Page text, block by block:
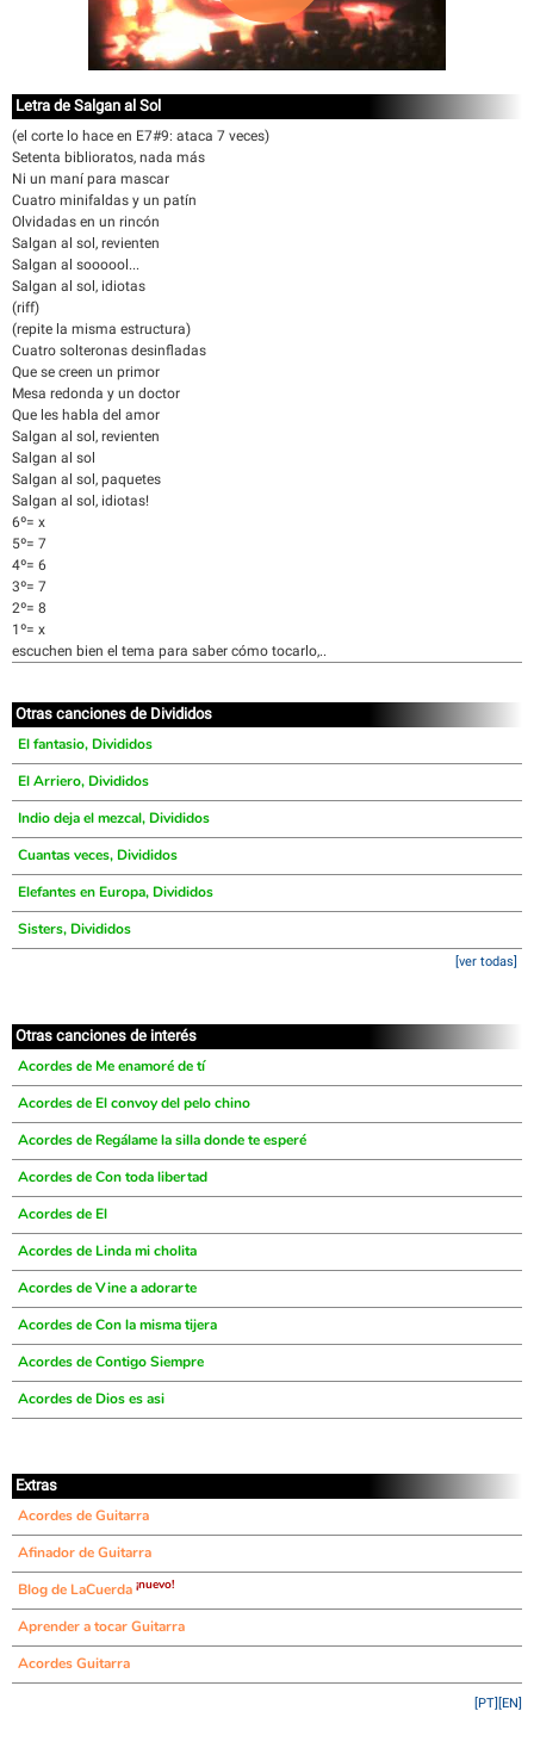
Letra de Salgan al Sol
(el corte lo hace en E7#9: ataca 7 veces)
Setenta biblioratos, nada más
Ni un maní para mascar
Cuatro minifaldas y un patín
Olvidadas en un rincón
Salgan al sol, revienten
Salgan al soooool...
Salgan al sol, idiotas
(riff)
(repite la misma estructura)
Cuatro solteronas desinfladas
Que se creen un primor
Mesa redonda y un doctor
Que les habla del amor
Salgan al sol, revienten
Salgan al sol
Salgan al sol, paquetes
Salgan al sol, idiotas!
6º= x
5º= 7
4º= 6
3º= 7
2º= 8
1º= x
escuchen bien el tema para saber cómo tocarlo,..
Otras canciones de Divididos
El fantasio, Divididos
El Arriero, Divididos
Indio deja el mezcal, Divididos
Cuantas veces, Divididos
Elefantes en Europa, Divididos
Sisters, Divididos
[ver todas]
Otras canciones de interés
Acordes de Me enamoré de tí
Acordes de El convoy del pelo chino
Acordes de Regálame la silla donde te esperé
Acordes de Con toda libertad
Acordes de El
Acordes de Linda mi cholita
Acordes de Vine a adorarte
Acordes de Con la misma tijera
Acordes de Contigo Siempre
Acordes de Dios es asi
Extras
Acordes de Guitarra
Afinador de Guitarra
Blog de LaCuerda ¡nuevo!
Aprender a tocar Guitarra
Acordes Guitarra
[EN]
[PT]